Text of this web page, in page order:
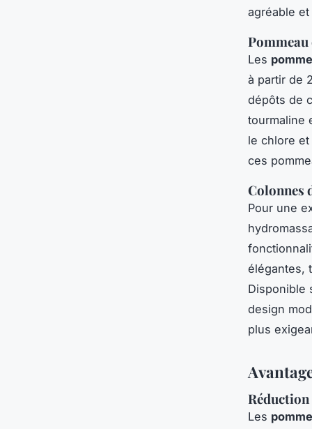
agréable
Les
à partir de
dépôts de
tourmaline
le chlore
ces
Colonnes
Pour une
élégantes,
Disponible
design
plus
Réduction
Les